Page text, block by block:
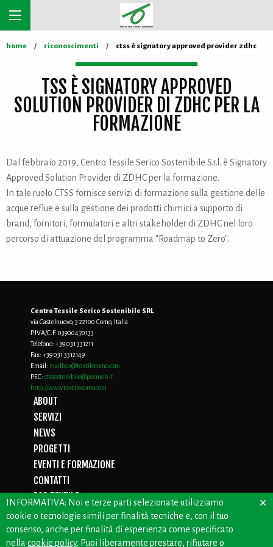
home riconoscimenti ctss è signatory approved provider zdhc
TSS È SIGNATORY APPROVED
SOLUTION PROVIDER DI ZDHC PER LA
FORMAZIONE
Dal febbraio 2019, Centro Tessile Serico Sostenibile S.r.l. è Signatory
Approved Solution Provider di ZDHC per la formazione.
In tale ruolo CTSS fornisce servizi di formazione sulla gestione delle
acque reflue e sulla gestione dei prodotti chimici a supporto di
brand, fornitori, formulatori e altri stakeholder di ZDHC nel loro
percorso di attuazione del programma "Roadmap to Zero".
Centro Tessile Serico Sostenibile SRL
via Castelnuovo, 3 22100 Como, Italia
P.IVA/C.F. 03900470133
Telefono: +39 031 331211
Fax: +39 031 3312149
Email: mailbox@textilecomo.com
PEC: ctssostenibile@pecmeb.it
http://www.textilecomo.com
ABOUT
SERVIZI
NEWS
PROGETTI
EVENTI E FORMAZIONE
CONTATTI
FOR TEXTILE
D.LGS. 231/01
WHISTLEBLOWING
INFORMATIVA: Noi e terze parti selezionate utilizziamo
cookie o tecnologie simili per finalità tecniche e, con il tuo
consenso, anche per finalità di esperienza come specificato
nella cookie policy. Puoi liberamente prestare, rifiutare o
×